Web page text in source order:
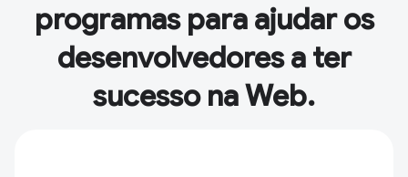
programas para ajudar os
desenvolvedores a ter
sucesso na Web.